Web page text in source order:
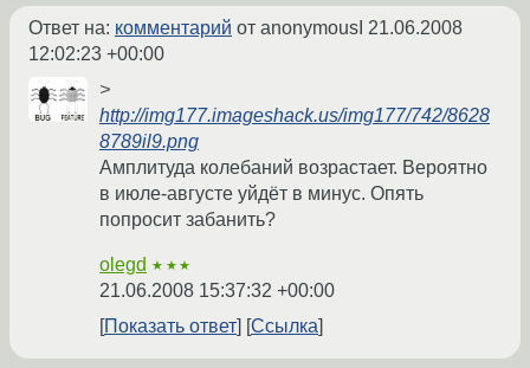
Ответ на: комментарий от anonymousI 21.06.2008
12:02:23 +00:00
>
http://img177.imageshack.us/img177/742/8628
8789il9.png
Амплитуда колебаний возрастает. Вероятно
в июле-августе уйдёт в минус. Опять
попросит забанить?
olegd ★★★
21.06.2008 15:37:32 +00:00
Показать ответ
Ссылка